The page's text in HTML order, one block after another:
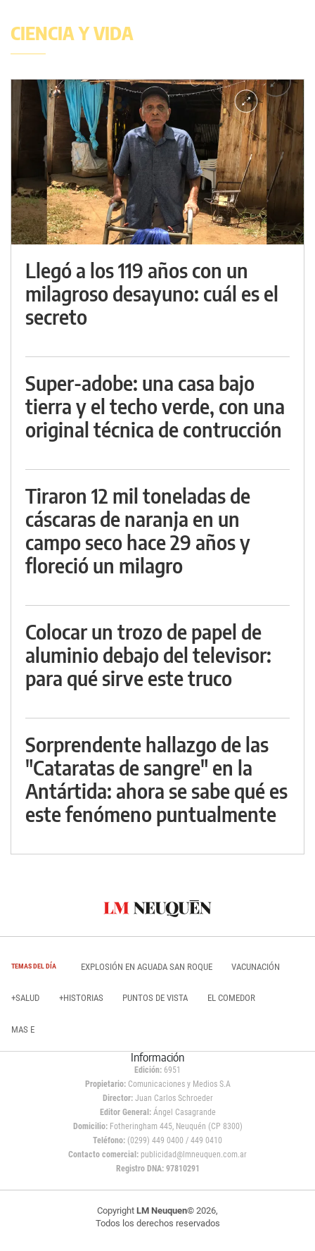
CIENCIA Y VIDA
Llegó a los 119 años con un
milagroso desayuno: cuál es el
secreto
Super-adobe: una casa bajo
tierra y el techo verde, con una
original técnica de contrucción
Tiraron 12 mil toneladas de
cáscaras de naranja en un
campo seco hace 29 años y
floreció un milagro
Colocar un trozo de papel de
aluminio debajo del televisor:
para qué sirve este truco
Sorprendente hallazgo de las
"Cataratas de sangre" en la
Antártida: ahora se sabe qué es
este fenómeno puntualmente
TEMAS DEL DÍA EXPLOSIÓN EN AGUADA SAN ROQUE VACUNACIÓN
+SALUD +HISTORIAS PUNTOS DE VISTA EL COMEDOR
MAS E
Información
Edición: 6951
Propietario:Comunicaciones y Medios S.A
Director: Juan Carlos Schroeder
Editor General:Ángel Casagrande
Domicilio:Fotheringham 445, Neuquén (CP 8300)
Teléfono: (0299) 449 0400 / 449 0410
Contacto comercial: publicidad@lmneuquen.com.ar
Registro DNA: 97810291
Copyright LM Neuquen© 2026,
Todos los derechos reservados